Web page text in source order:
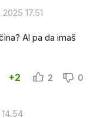
17.51
Al pa da imaš
+2 2 0